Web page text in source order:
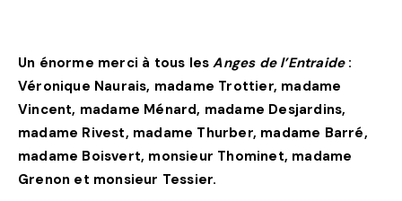
Un énorme merci à tous lesAnges de l’Entraide:
Véronique Naurais, madame Trottier, madame
Vincent, madame Ménard, madame Desjardins,
madame Rivest, madame Thurber, madame Barré,
madame Boisvert, monsieur Thominet, madame
Grenon et monsieur Tessier.